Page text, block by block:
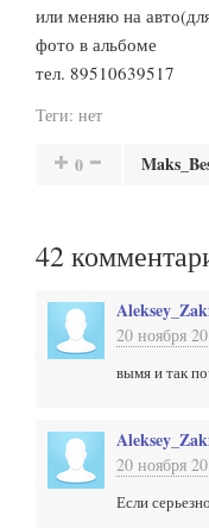
или меняю на
фото в альбоме
тел. 89510639517
Теги: нет
0
42
20 ноября
вымя и так
20 ноября
Если